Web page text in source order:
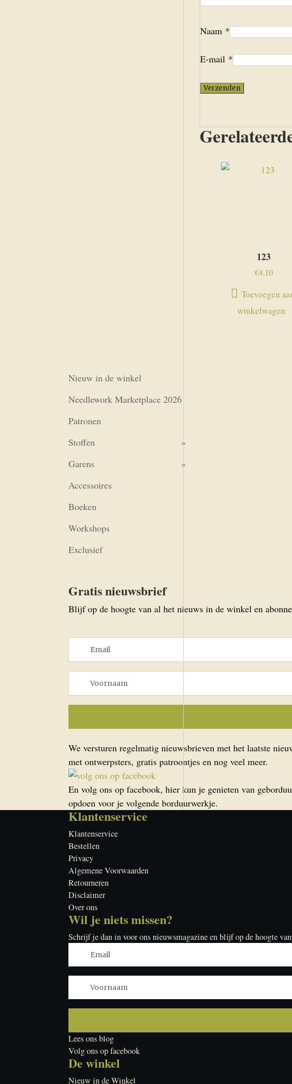
Naam *
E-mail *
123
€4,10
Toevoegen
winkelwagen
Nieuw in de winkel
Needlework Marketplace 2026
Patronen
Stoffen
Garens
Accessoires
Boeken
Workshops
Exclusief
Gratis nieuwsbrief
Blijf op de hoogte van al het nieuws in de winkel en
We versturen regelmatig nieuwsbrieven met het laatste
met ontwerpsters, gratis patroontjes en nog veel meer.
En volg ons op facebook, hier kun je genieten van
opdoen voor je volgende borduurwerkje.
Klantenservice
Klantenservice
Bestellen
Privacy
Algemene Voorwaarden
Retourneren
Disclaimer
Over ons
Wil je niets missen?
Schrijf je dan in voor ons nieuwsmagazine en blijf op de hoogte
Lees ons blog
Volg ons op facebook
De winkel
Nieuw in de Winkel